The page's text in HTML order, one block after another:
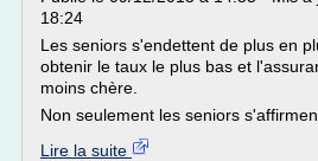
18:24
Les seniors s'endettent de plus en
obtenir le taux le plus bas et
moins chère.
Non seulement les seniors
Lire la suite